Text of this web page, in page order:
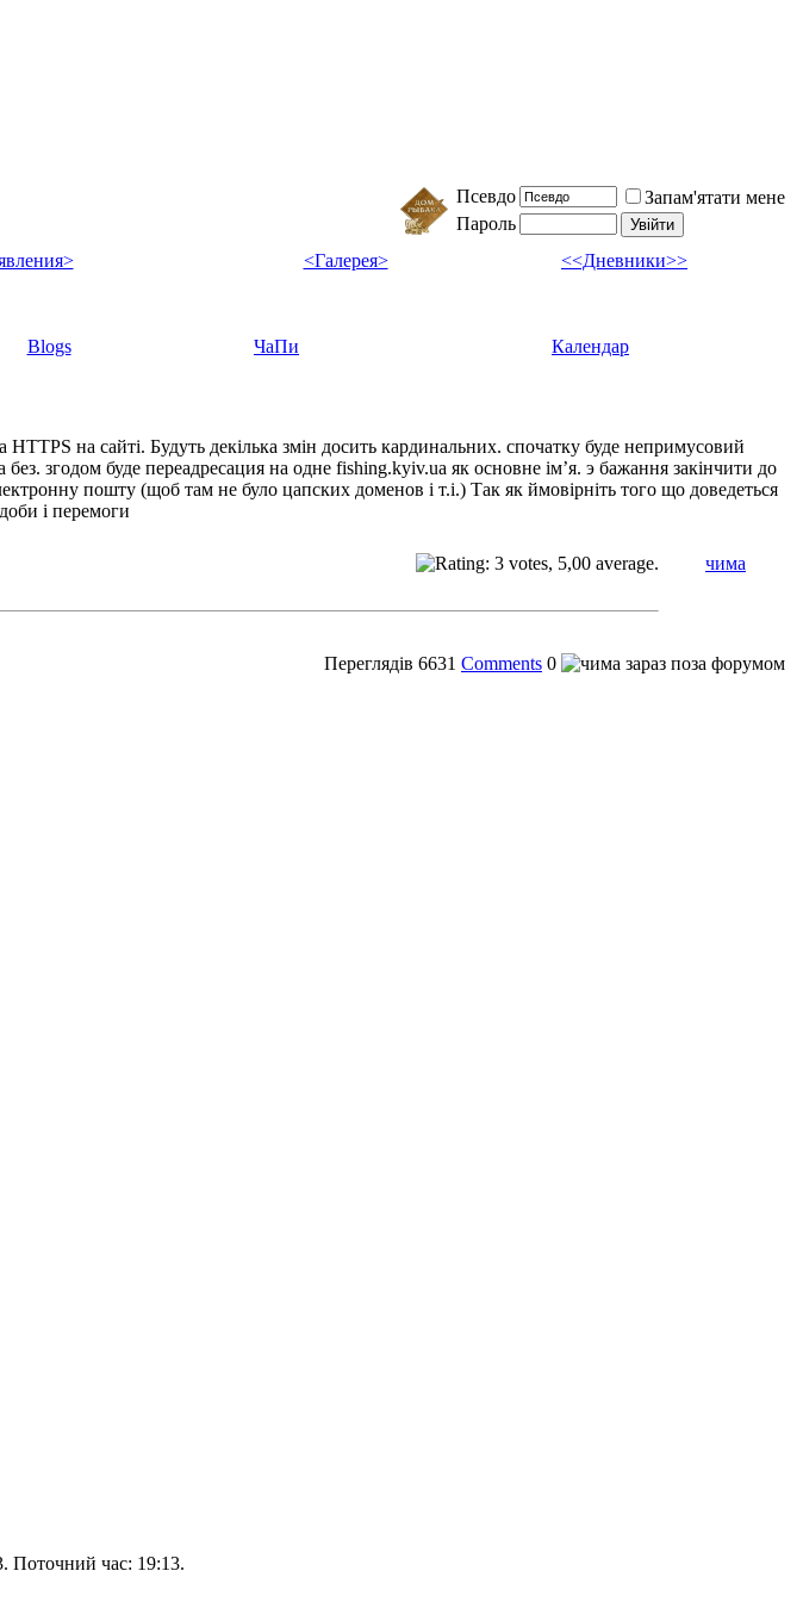
Псевдо
Запам'ятати мене
Пароль
<Галерея> <<Дневники>>
Blogs ЧаПи Календар
на сайті. Будуть декілька змін досить кардинальних. спочатку буде непримусовий
згодом буде переадресация на одне fishing.kyiv.ua як основне імʼя. э бажання закінчити до
пошту (щоб там не було цапских доменов і т.і.) Так як ймовірніть того що доведеться
і перемоги
чима
Переглядів 6631 Comments 0
Поточний час: 19:13.